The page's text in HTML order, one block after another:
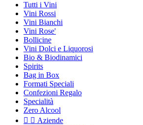
Tutti i Vini
Vini Rossi
Vini Bianchi
Vini Rose'
Bollicine
Vini Dolci e Liquorosi
Bio & Biodinamici
Spirits
Bag in Box
Formati Speciali
Confezioni Regalo
Specialità
Zero Alcool
  Aziende